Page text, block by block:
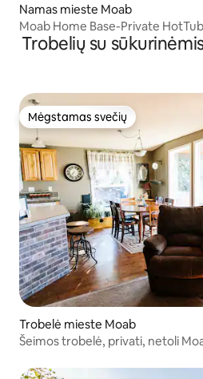
Namas mieste Moab
Moab Home Base-Private
augintiniams!
Trobelių su
Mėgstamas svečių
Mėgstamas svečių
Trobelė mieste Moab
Šeimos trobelė, privati, netoli